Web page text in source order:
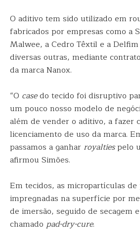
O aditivo tem sido utilizado em
fabricados por empresas como a
Malwee, a Cedro Têxtil e a
diversas outras, mediante
da marca Nanox.
“O casedo tecido foi disruptivo
um pouco nosso modelo de
além de vender o aditivo, a fazer
licenciamento de uso da marca.
passamos a ganhar royaltiespelo
afirmou Simões.
Em tecidos, as micropartículas de
impregnadas na superfície por
de imersão, seguido de secagem
chamado pad-dry-cure.